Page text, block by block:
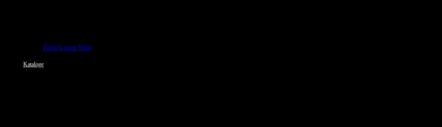
Zurück zum Shop
Kataloge